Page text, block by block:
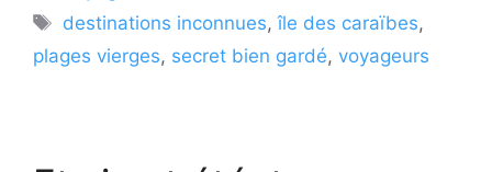
Étiquettes
destinations inconnues,île des caraïbes,
plages vierges, secret bien gardé, voyageurs